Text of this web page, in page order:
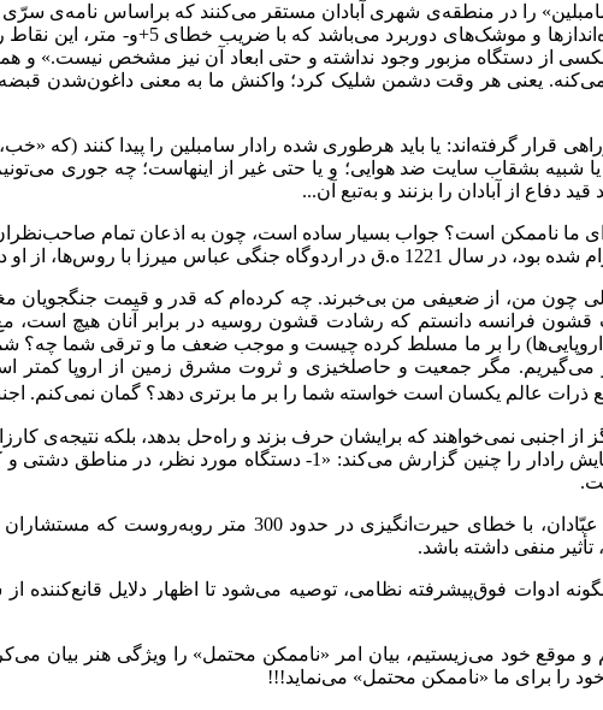
را در منطقه‌ی شهری آبادان مستقر می‌کنند که براساس نامه‌ی
دقیق محل استقرار توپ‌خانه‌ها و
از دستگاه مزبور وجود نداشته و حتی ابعاد آن نیز مشخص نیست.» و
می‌کنه. یعنی هر وقت دشمن شلیک کرد؛ واکنش ما به معنی داغون‌شدن
قرار گرفته‌اند: یا باید هرطوری شده رادار سامبلین را پیدا کنند (که
شبیه بشقاب سایت ضد هوایی؛ و یا حتی غیر از اینهاست؛ چه جوری می‌تونیم
دفاع از آبادان را بزنند و به‌تبع آن...
ما ناممکن است؟ جواب بسیار ساده است، چون به اذعان تمام
روس‌ها، از او دیدن می‌کند)، همچنان سخن ماست که:
چون من، از ضعیفی من بی‌خبرند. چه کرده‌ام که قدر و قیمت جنگجویان
قشون فرانسه دانستم که رشادت قشون روسیه در برابر آنان هیچ
را بر ما مسلط کرده چیست و موجب ضعف ما و ترقی شما چه؟
مگر جمعیت و حاصلخیزی و ثروت مشرق زمین از اروپا کمتر
عالم یکسان است خواسته شما را بر ما برتری دهد؟ گمان نمی‌کنم.
از اجنبی نمی‌خواهند که برایشان حرف بزند و راه‌حل بدهد، بلکه
در نامه‌ای سرّی به فرماندهی، نتایج آزمایش رادار را
2- دستگاه مورد نظر در منطقه شهری عبّادان، با
منفی داشته باشد.
ادوات فوق‌پیشرفته نظامی، توصیه می‌شود تا اظهار دلایل
موقع خود می‌زیستیم، بیان امر «ناممکن محتمل» را ویژگی هنر بیان
را برای ما «ناممکن محتمل» می‌نماید!!!